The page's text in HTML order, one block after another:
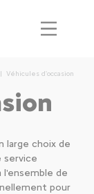
Véhicules d'occasion
large choix de
service
l'ensemble de
pour